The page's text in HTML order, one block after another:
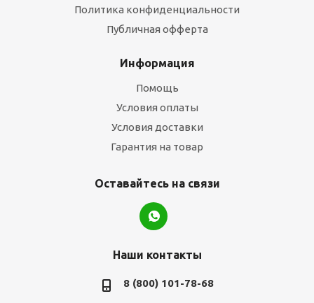
Политика конфиденциальности
Публичная офферта
Информация
Помощь
Условия оплаты
Условия доставки
Гарантия на товар
Оставайтесь на связи
Наши контакты
8 (800) 101-78-68